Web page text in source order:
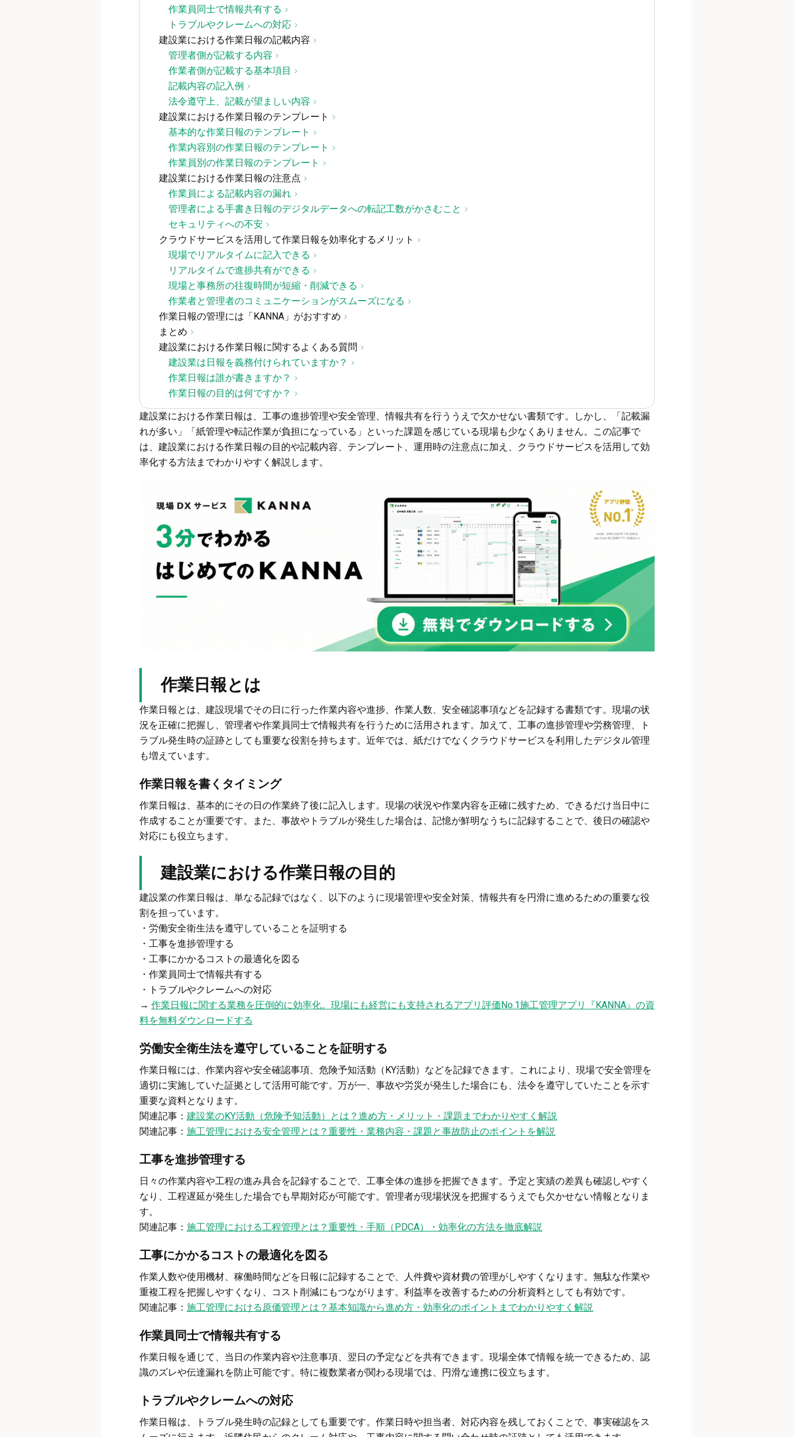
作業員同士で情報共有する
トラブルやクレームへの対応
建設業における作業日報の記載内容
管理者側が記載する内容
作業者側が記載する基本項目
記載内容の記入例
法令遵守上、記載が望ましい内容
建設業における作業日報のテンプレート
基本的な作業日報のテンプレート
作業内容別の作業日報のテンプレート
作業員別の作業日報のテンプレート
建設業における作業日報の注意点
作業員による記載内容の漏れ
管理者による手書き日報のデジタルデータへの転記工数がかさむこと
セキュリティへの不安
クラウドサービスを活用して作業日報を効率化するメリット
現場でリアルタイムに記入できる
リアルタイムで進捗共有ができる
現場と事務所の往復時間が短縮・削減できる
作業者と管理者のコミュニケーションがスムーズになる
作業日報の管理には「KANNA」がおすすめ
まとめ
建設業における作業日報に関するよくある質問
建設業は日報を義務付けられていますか？
作業日報は誰が書きますか？
作業日報の目的は何ですか？
建設業における作業日報は、工事の進捗管理や安全管理、情報共有を行ううえで欠かせない書類です。しかし、「記載漏
れが多い」「紙管理や転記作業が負担になっている」といった課題を感じている現場も少なくありません。この記事で
は、建設業における作業日報の目的や記載内容、テンプレート、運用時の注意点に加え、クラウドサービスを活用して効
率化する方法までわかりやすく解説します。
作業日報とは
作業日報とは、建設現場でその日に行った作業内容や進捗、作業人数、安全確認事項などを記録する書類です。現場の状
況を正確に把握し、管理者や作業員同士で情報共有を行うために活用されます。加えて、工事の進捗管理や労務管理、ト
ラブル発生時の証跡としても重要な役割を持ちます。近年では、紙だけでなくクラウドサービスを利用したデジタル管理
も増えています。
作業日報を書くタイミング
作業日報は、基本的にその日の作業終了後に記入します。現場の状況や作業内容を正確に残すため、できるだけ当日中に
作成することが重要です。また、事故やトラブルが発生した場合は、記憶が鮮明なうちに記録することで、後日の確認や
対応にも役立ちます。
建設業における作業日報の目的
建設業の作業日報は、単なる記録ではなく、以下のように現場管理や安全対策、情報共有を円滑に進めるための重要な役
割を担っています。
・労働安全衛生法を遵守していることを証明する
・工事を進捗管理する
・工事にかかるコストの最適化を図る
・作業員同士で情報共有する
・トラブルやクレームへの対応
→ 作業日報に関する業務を圧倒的に効率化。現場にも経営にも支持されるアプリ評価No.1施工管理アプリ『KANNA』の資
料を無料ダウンロードする
労働安全衛生法を遵守していることを証明する
作業日報には、作業内容や安全確認事項、危険予知活動（KY活動）などを記録できます。これにより、現場で安全管理を
適切に実施していた証拠として活用可能です。万が一、事故や労災が発生した場合にも、法令を遵守していたことを示す
重要な資料となります。
関連記事： 建設業のKY活動（危険予知活動）とは？進め方・メリット・課題までわかりやすく解説
関連記事： 施工管理における安全管理とは？重要性・業務内容・課題と事故防止のポイントを解説
工事を進捗管理する
日々の作業内容や工程の進み具合を記録することで、工事全体の進捗を把握できます。予定と実績の差異も確認しやすく
なり、工程遅延が発生した場合でも早期対応が可能です。管理者が現場状況を把握するうえでも欠かせない情報となりま
す。
関連記事： 施工管理における工程管理とは？重要性・手順（PDCA）・効率化の方法を徹底解説
工事にかかるコストの最適化を図る
作業人数や使用機材、稼働時間などを日報に記録することで、人件費や資材費の管理がしやすくなります。無駄な作業や
重複工程を把握しやすくなり、コスト削減にもつながります。利益率を改善するための分析資料としても有効です。
関連記事： 施工管理における原価管理とは？基本知識から進め方・効率化のポイントまでわかりやすく解説
作業員同士で情報共有する
作業日報を通じて、当日の作業内容や注意事項、翌日の予定などを共有できます。現場全体で情報を統一できるため、認
識のズレや伝達漏れを防止可能です。特に複数業者が関わる現場では、円滑な連携に役立ちます。
トラブルやクレームへの対応
作業日報は、トラブル発生時の記録としても重要です。作業日時や担当者、対応内容を残しておくことで、事実確認をス